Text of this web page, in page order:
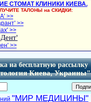
СТОМАТ КЛИНИКИ КИЕВА.
ТАЛОНЫ на СКИДКИ:
>>
>>
>>
>>
на бесплатную рассылку
Киева, Украины"
"МИР МЕДИЦИНЫ"